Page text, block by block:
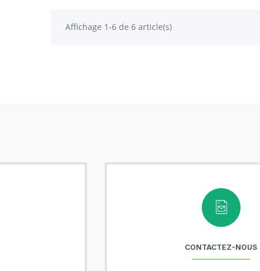
Affichage 1-6 de 6 article(s)
CONTACTEZ-NOUS